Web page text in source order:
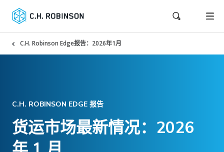
C.H. Robinson Edge报告：2026年1月
C.H. ROBINSON EDGE 报告
货运市场最新情况：2026